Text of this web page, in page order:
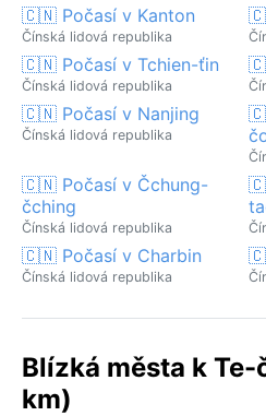
🇨🇳 Počasí v Kanton
Čínská lidová republika
🇨🇳 Počasí v Tchien-ťin
Čínská lidová republika
🇨🇳 Počasí v Nanjing
Čínská lidová republika
🇨🇳 Počasí v Čchung-
čching
Čínská lidová republika
🇨🇳 Počasí v Charbin
Čínská lidová republika
Blízká města k
km)